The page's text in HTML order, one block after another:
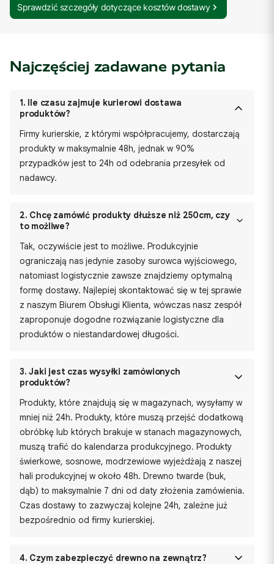
Sprawdzić szczegóły dotyczące kosztów dostawy
Najczęściej zadawane pytania
1. Ile czasu zajmuje kurierowi dostawa
produktów?
Firmy kurierskie, z którymi współpracujemy, dostarczają
produkty w maksymalnie 48h, jednak w 90%
przypadków jest to 24h od odebrania przesyłek od
nadawcy.
2. Chcę zamówić produkty dłuższe niż 250cm, czy
to możliwe?
Tak, oczywiście jest to możliwe. Produkcyjnie
ograniczają nas jedynie zasoby surowca wyjściowego,
natomiast logistycznie zawsze znajdziemy optymalną
formę dostawy. Najlepiej skontaktować się w tej sprawie
z naszym Biurem Obsługi Klienta, wówczas nasz zespół
zaproponuje dogodne rozwiązanie logistyczne dla
produktów o niestandardowej długości.
3. Jaki jest czas wysyłki zamówionych
produktów?
Produkty, które znajdują się w magazynach, wysyłamy w
mniej niż 24h. Produkty, które muszą przejść dodatkową
obróbkę lub których brakuje w stanach magazynowych,
muszą trafić do kalendarza produkcyjnego. Produkty
świerkowe, sosnowe, modrzewiowe wyjeżdżają z naszej
hali produkcyjnej w około 48h. Drewno twarde (buk,
dąb) to maksymalnie 7 dni od daty złożenia zamówienia.
Czas dostawy to zazwyczaj kolejne 24h, zależne już
bezpośrednio od firmy kurierskiej.
4. Czym zabezpieczyć drewno na zewnątrz?